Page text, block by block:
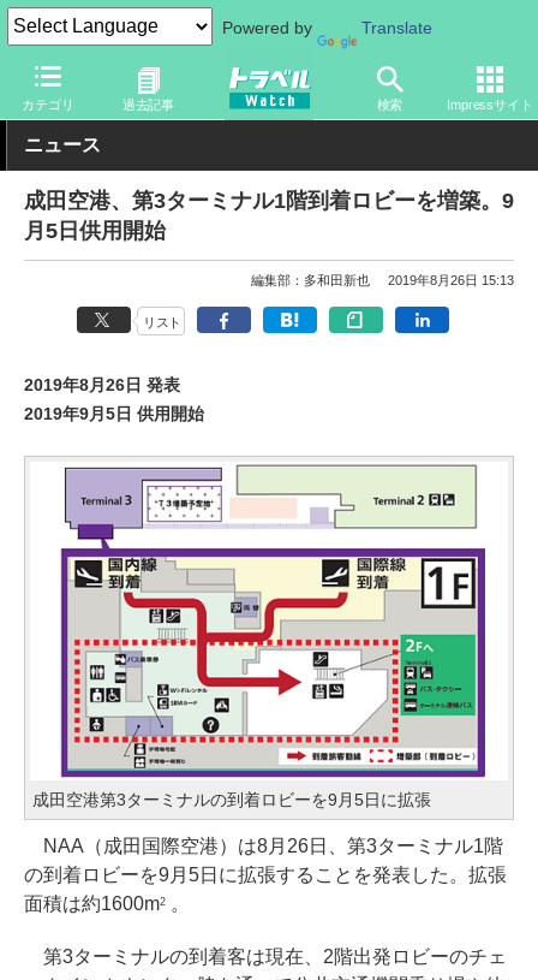
Powered by Translate
カテゴリ 過去記事 検索 Impressサイト
トラベル Watch 旅の方法 空旅 空港
ニュース
成田空港、第3ターミナル1階到着ロビーを増築。9
月5日供用開始
編集部：多和田新也 2019年8月26日 15:13
リスト
2019年8月26日 発表
2019年9月5日 供用開始
成田空港第3ターミナルの到着ロビーを9月5日に拡張
NAA（成田国際空港）は8月26日、第3ターミナル1階
の到着ロビーを9月5日に拡張することを発表した。拡張
面積は約1600m2。
第3ターミナルの到着客は現在、2階出発ロビーのチェ